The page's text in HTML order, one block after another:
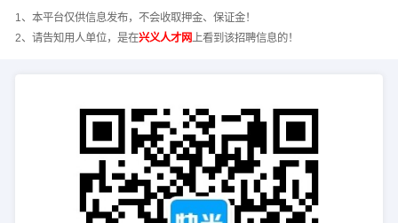
1、本平台仅供信息发布，不会收取押金、保证金！
2、请告知用人单位，是在兴义人才网 上看到该招聘信息的！